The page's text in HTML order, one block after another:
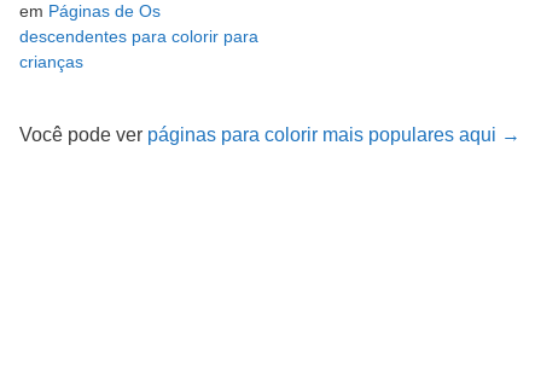
em Páginas de Os
descendentes para colorir para
crianças
Você pode ver páginas para colorir mais populares aqui →